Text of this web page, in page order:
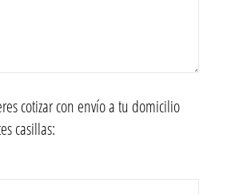
cotizar con envío a tu domicilio
casillas: